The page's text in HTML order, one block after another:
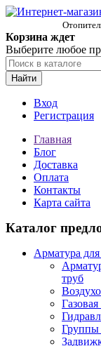
Корзина ждет
Выберите любое
Найти
Вход
Регистрация
Главная
Блог
Доставка
Оплата
Контакты
Карта сайта
Каталог
Арматура
труб
Группы